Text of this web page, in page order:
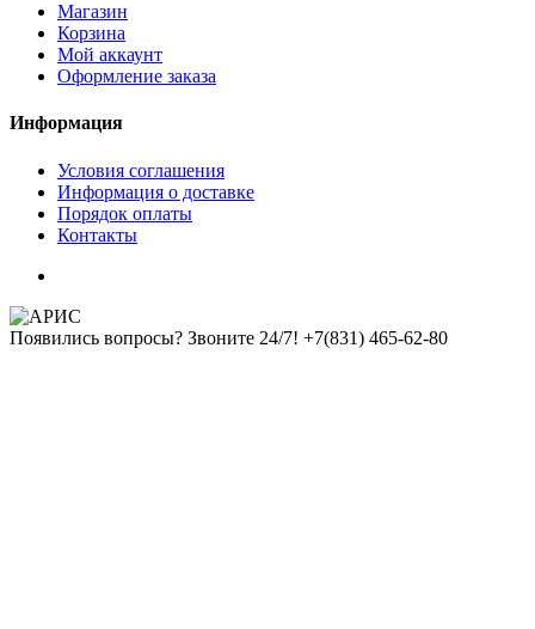
Магазин
Корзина
Мой аккаунт
Оформление заказа
Информация
Условия соглашения
Информация о доставке
Порядок оплаты
Контакты
Появились вопросы? Звоните 24/7! +7(831) 465-62-80